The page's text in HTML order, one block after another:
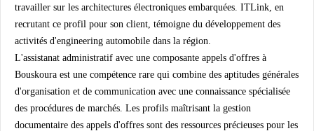
travailler sur les architectures électroniques embarquées. ITLink, en
recrutant ce profil pour son client, témoigne du développement des
activités d'engineering automobile dans la région.
L'assistanat administratif avec une composante appels d'offres à
Bouskoura est une compétence rare qui combine des aptitudes générales
d'organisation et de communication avec une connaissance spécialisée
des procédures de marchés. Les profils maîtrisant la gestion
documentaire des appels d'offres sont des ressources précieuses pour les